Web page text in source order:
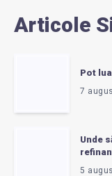
Articole
Pot
7
Unde
5